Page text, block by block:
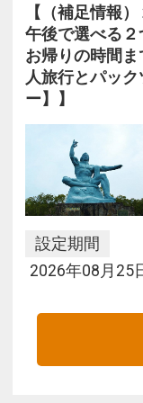
【（補足情報
午後で選べる
お帰りの時間ま
人旅行とパッ
ー】】
設定期間
2026年08月25